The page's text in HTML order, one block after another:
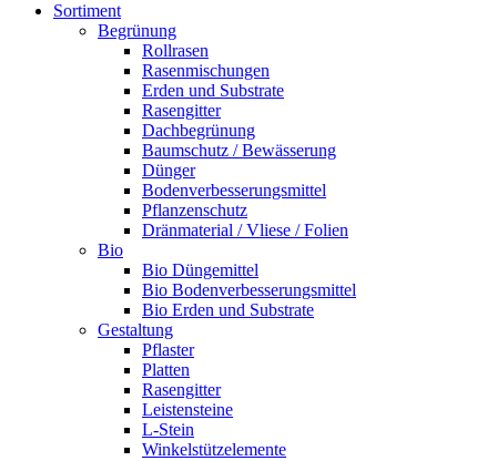
Sortiment
Begrünung
Rollrasen
Rasenmischungen
Erden und Substrate
Rasengitter
Dachbegrünung
Baumschutz / Bewässerung
Dünger
Bodenverbesserungsmittel
Pflanzenschutz
Dränmaterial / Vliese / Folien
Bio
Bio Düngemittel
Bio Bodenverbesserungsmittel
Bio Erden und Substrate
Gestaltung
Pflaster
Platten
Rasengitter
Leistensteine
L-Stein
Winkelstützelemente